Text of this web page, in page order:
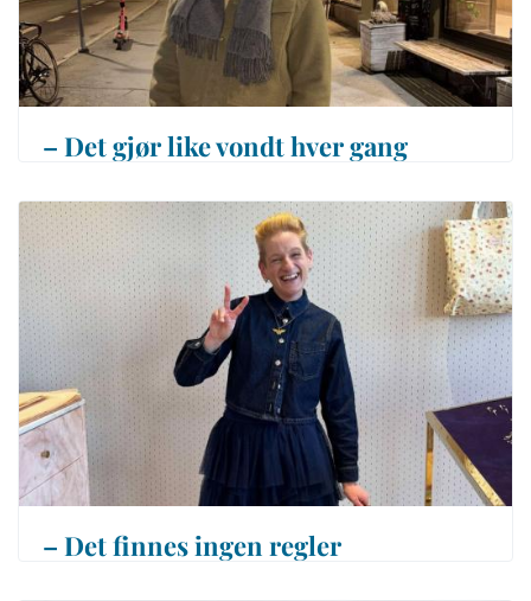
– Det gjør like vondt hver gang
– Det finnes ingen regler